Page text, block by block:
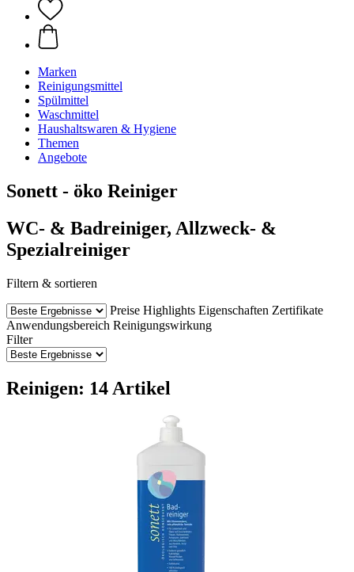
Marken
Reinigungsmittel
Spülmittel
Waschmittel
Haushaltswaren & Hygiene
Themen
Angebote
Sonett - öko Reiniger
WC- & Badreiniger, Allzweck- &
Spezialreiniger
Filtern & sortieren
Preise Highlights Eigenschaften Zertifikate
Anwendungsbereich Reinigungswirkung
Filter
Reinigen: 14 Artikel